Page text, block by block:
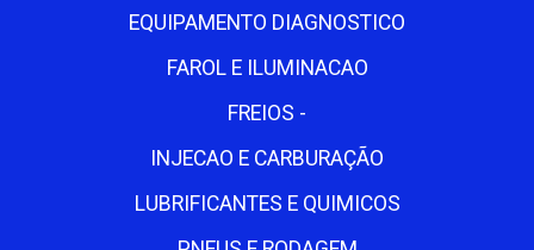
EQUIPAMENTO DIAGNOSTICO
FAROL E ILUMINACAO
FREIOS -
INJECAO E CARBURAÇÃO
LUBRIFICANTES E QUIMICOS